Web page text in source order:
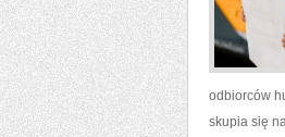
odbiorców
skupia się